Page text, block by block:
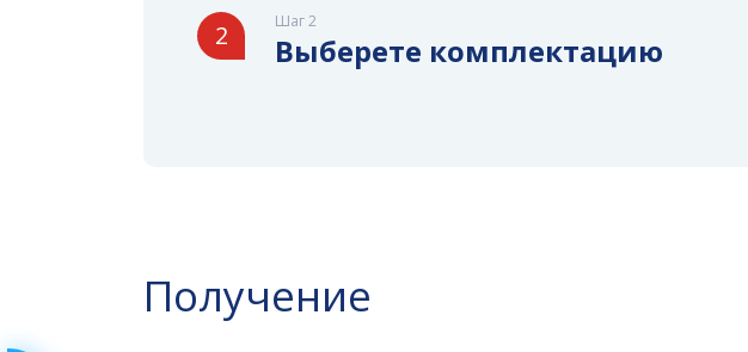
Шаг 2
2 Выберете комплектацию
Получение